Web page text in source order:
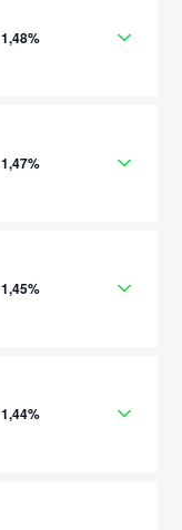
1,48%
1,47%
1,45%
1,44%